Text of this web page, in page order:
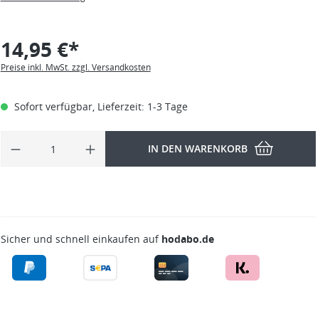
14,95 €*
Preise inkl. MwSt. zzgl. Versandkosten
Sofort verfügbar, Lieferzeit: 1-3 Tage
IN DEN WARENKORB
Sicher und schnell einkaufen auf hodabo.de